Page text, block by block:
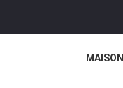
MAISON